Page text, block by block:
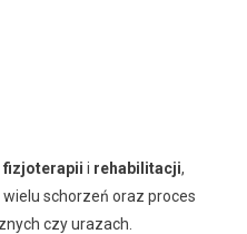
fizjoterapii i rehabilitacji,
schorzeń oraz proces
czy urazach.